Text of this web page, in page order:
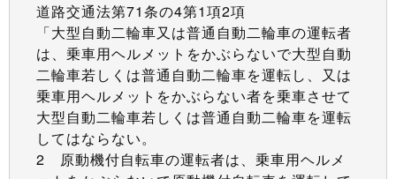
道路交通法第71条の4第1項2項
「大型自動二輪車又は普通自動二輪車の運転者
は、乗車用ヘルメットをかぶらないで大型自動
二輪車若しくは普通自動二輪車を運転し、又は
乗車用ヘルメットをかぶらない者を乗車させて
大型自動二輪車若しくは普通自動二輪車を運転
してはならない。
2 原動機付自転車の運転者は、乗車用ヘルメ